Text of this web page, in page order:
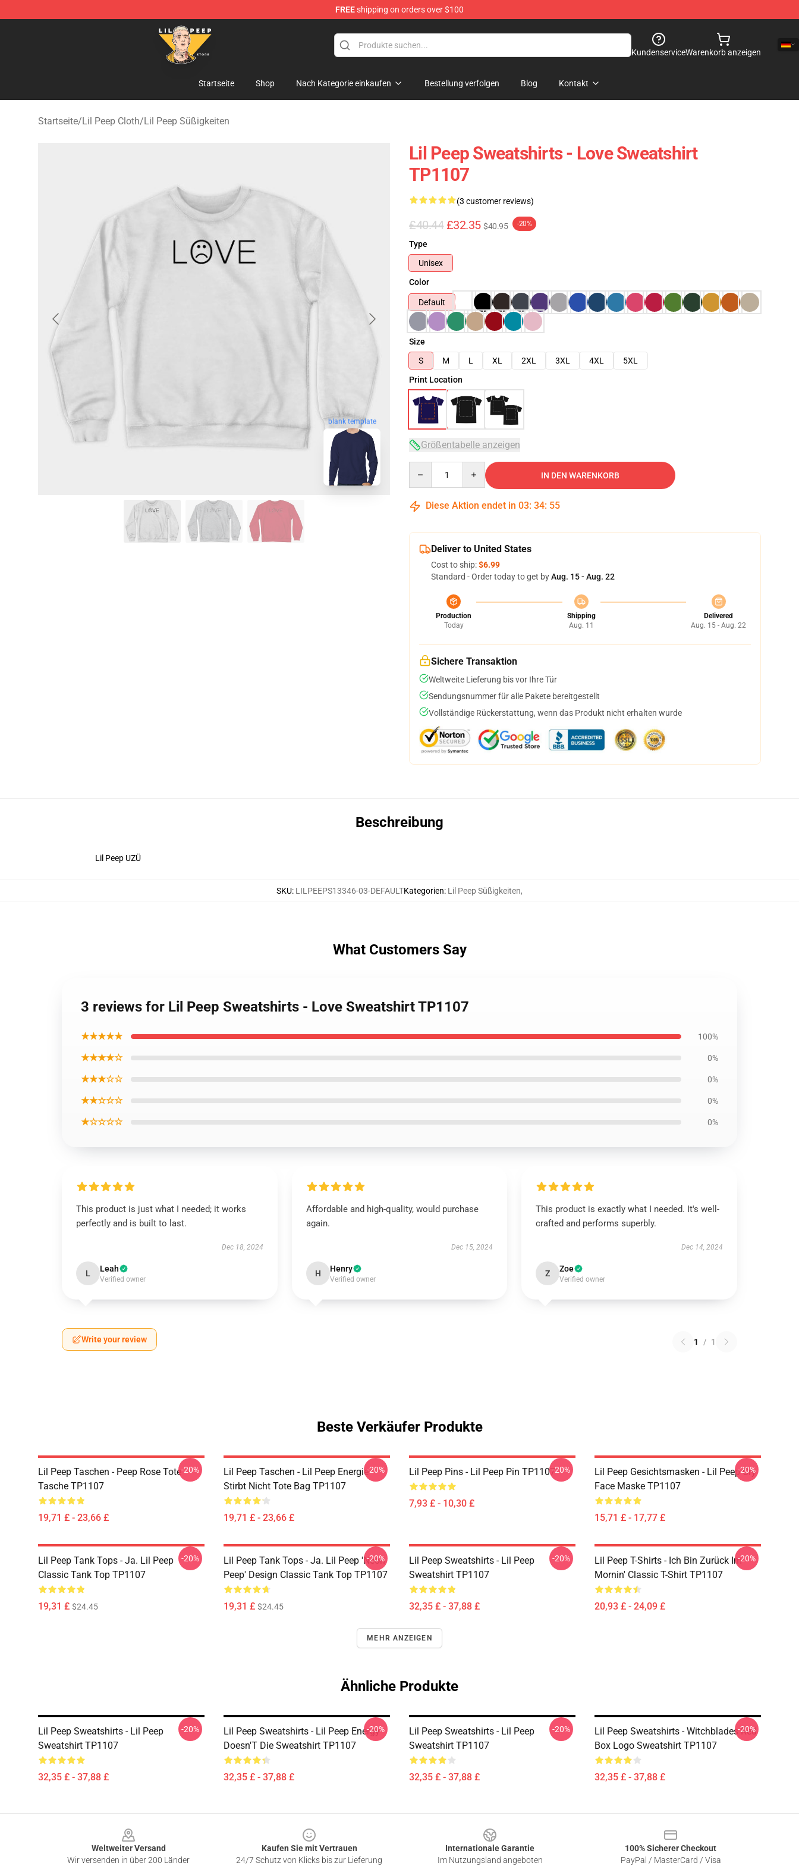
FREEshipping on orders over $100
Lil Peep Store - Official Lil Peep Merchandise Shop
KundenserviceWarenkorb anzeigen
Startseite Shop Nach Kategorie einkaufen Bestellung verfolgen Blog Kontakt
Startseite/Lil Peep Cloth/Lil Peep Süßigkeiten
blank template
Lil Peep Sweatshirts - Love Sweatshirt
TP1107
(3 customer reviews)
£40.44 £32.35 $40.95 -20%
Type
Unisex
Color
Default
Size
S
M L XL 2XL 3XL 4XL
5XL
Print Location
Größentabelle anzeigen
IN DEN WARENKORB
Diese Aktion endet in 03: 34: 54
Deliver to United States
Cost to ship:$6.99
Standard - Order today to get byAug. 15 - Aug. 22
Production
Today
Shipping
Aug. 11
Delivered
Aug. 15 - Aug. 22
Sichere Transaktion
Weltweite Lieferung bis vor Ihre Tür
Sendungsnummer für alle Pakete bereitgestellt
Vollständige Rückerstattung, wenn das Produkt nicht erhalten wurde
Beschreibung
Lil Peep UZÜ
SKU: LILPEEPS13346-03-DEFAULTKategorien: Lil Peep Süßigkeiten,
What Customers Say
3 reviews for Lil Peep Sweatshirts - Love Sweatshirt TP1107
★★★★★ 100%
★★★★☆ 0%
★★★☆☆ 0%
★★☆☆☆ 0%
★☆☆☆☆ 0%
This product is just what I needed; it works
perfectly and is built to last.
Dec 18, 2024
L Leah
Verified owner
Affordable and high-quality, would purchase
again.
Dec 15, 2024
H Henry
Verified owner
This product is exactly what I needed. It's well-
crafted and performs superbly.
Dec 14, 2024
Z Zoe
Verified owner
Write your review 1 / 1
Beste Verkäufer Produkte
Lil Peep Taschen - Peep Rose Tote
Tasche TP1107
19,71 £ - 23,66 £
-20%
Lil Peep Taschen - Lil Peep Energie
Stirbt Nicht Tote Bag TP1107
19,71 £ - 23,66 £
-20% Lil Peep Pins - Lil Peep Pin TP1107
7,93 £ - 10,30 £
-20%
Lil Peep Gesichtsmasken - Lil Peep Cry
Face Maske TP1107
15,71 £ - 17,77 £
-20%
Lil Peep Tank Tops - Ja. Lil Peep
Classic Tank Top TP1107
19,31 £ $24.45
-20%
Lil Peep Tank Tops - Ja. Lil Peep 'Neon
Peep' Design Classic Tank Top TP1107
19,31 £ $24.45
-20%
Lil Peep Sweatshirts - Lil Peep
Sweatshirt TP1107
32,35 £ - 37,88 £
-20%
Lil Peep T-Shirts - Ich Bin Zurück Im
Mornin' Classic T-Shirt TP1107
20,93 £ - 24,09 £
-20%
MEHR ANZEIGEN
Ähnliche Produkte
Lil Peep Sweatshirts - Lil Peep
Sweatshirt TP1107
32,35 £ - 37,88 £
-20%
Lil Peep Sweatshirts - Lil Peep Energy
Doesn'T Die Sweatshirt TP1107
32,35 £ - 37,88 £
-20%
Lil Peep Sweatshirts - Lil Peep
Sweatshirt TP1107
32,35 £ - 37,88 £
-20%
Lil Peep Sweatshirts - Witchblades Red
Box Logo Sweatshirt TP1107
32,35 £ - 37,88 £
-20%
Weltweiter Versand
Wir versenden in über 200 Länder
Kaufen Sie mit Vertrauen
24/7 Schutz von Klicks bis zur Lieferung
Internationale Garantie
Im Nutzungsland angeboten
100% Sicherer Checkout
PayPal / MasterCard / Visa